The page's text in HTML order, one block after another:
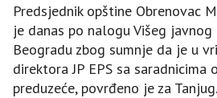
Predsjednik opštine Obrenovac
je danas po nalogu Višeg
Beogradu zbog sumnje da je u
direktora JP EPS sa
preduzeće, povrđeno je za Tanjug.